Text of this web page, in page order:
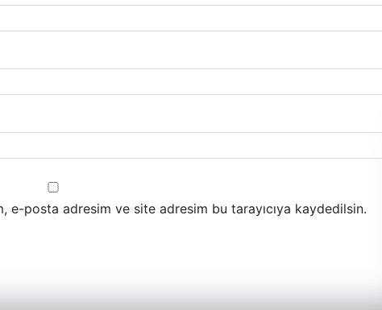
e-posta adresim ve site adresim bu tarayıcıya kaydedilsin.